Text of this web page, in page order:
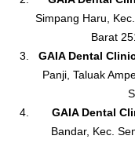
Simpang Haru,
Barat
GAIA Dental
Panji, Taluak
GAIA Dental
Bandar, Kec.